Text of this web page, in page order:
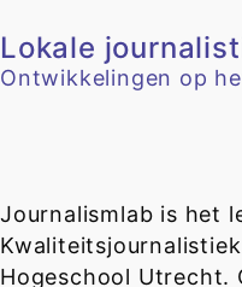
Lokale
Ontwikkelingen op
Journalismlab is het
Hogeschool Utrecht.